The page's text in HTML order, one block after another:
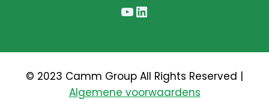
YouTube
LinkedIn
© 2023 Camm Group All Rights Reserved |
Algemene voorwaardens